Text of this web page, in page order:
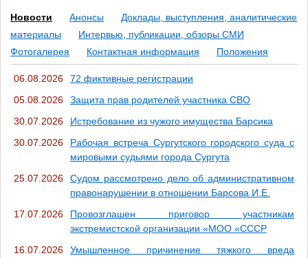
Новости Анонсы
Доклады, выступления, аналитические
материалы
Интервью, публикации, обзоры СМИ
Фотогалерея
Контактная информация Положения
06.08.2026
72 фиктивные регистрации
05.08.2026
Защита прав родителей участника СВО
30.07.2026
Истребование из чужого имущества Барсика
30.07.2026
Рабочая встреча Сургутского городского суда с
мировыми судьями города Сургута
25.07.2026
Судом рассмотрено дело об административном
правонарушении в отношении Барсова И.Е.
17.07.2026
Провозглашен приговор участникам
экстремистской организации «МОО «СССР
16.07.2026
Умышленное причинение тяжкого вреда